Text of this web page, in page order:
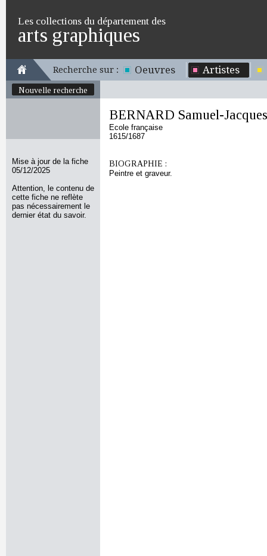
Les collections du département des
arts graphiques
Recherche sur : Oeuvres Artistes
Nouvelle recherche
Mise à jour de la fiche
05/12/2025
Attention, le contenu de
cette fiche ne reflète
pas nécessairement le
dernier état du savoir.
BERNARD Samuel-Jacques
Ecole française
1615/1687
BIOGRAPHIE :
Peintre et graveur.